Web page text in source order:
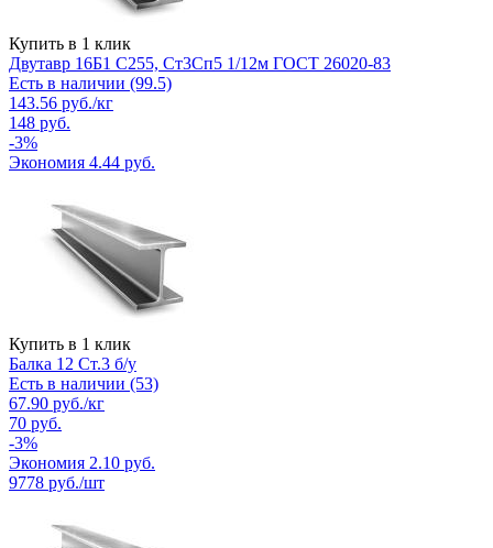
Купить в 1 клик
Двутавр 16Б1 С255, Ст3Сп5 1/12м ГОСТ 26020-83
Есть в наличии (99.5)
143.56 руб./кг
148 руб.
-3%
Экономия 4.44 руб.
Купить в 1 клик
Балка 12 Ст.3 б/у
Есть в наличии (53)
67.90 руб./кг
70 руб.
-3%
Экономия 2.10 руб.
9778 руб./шт